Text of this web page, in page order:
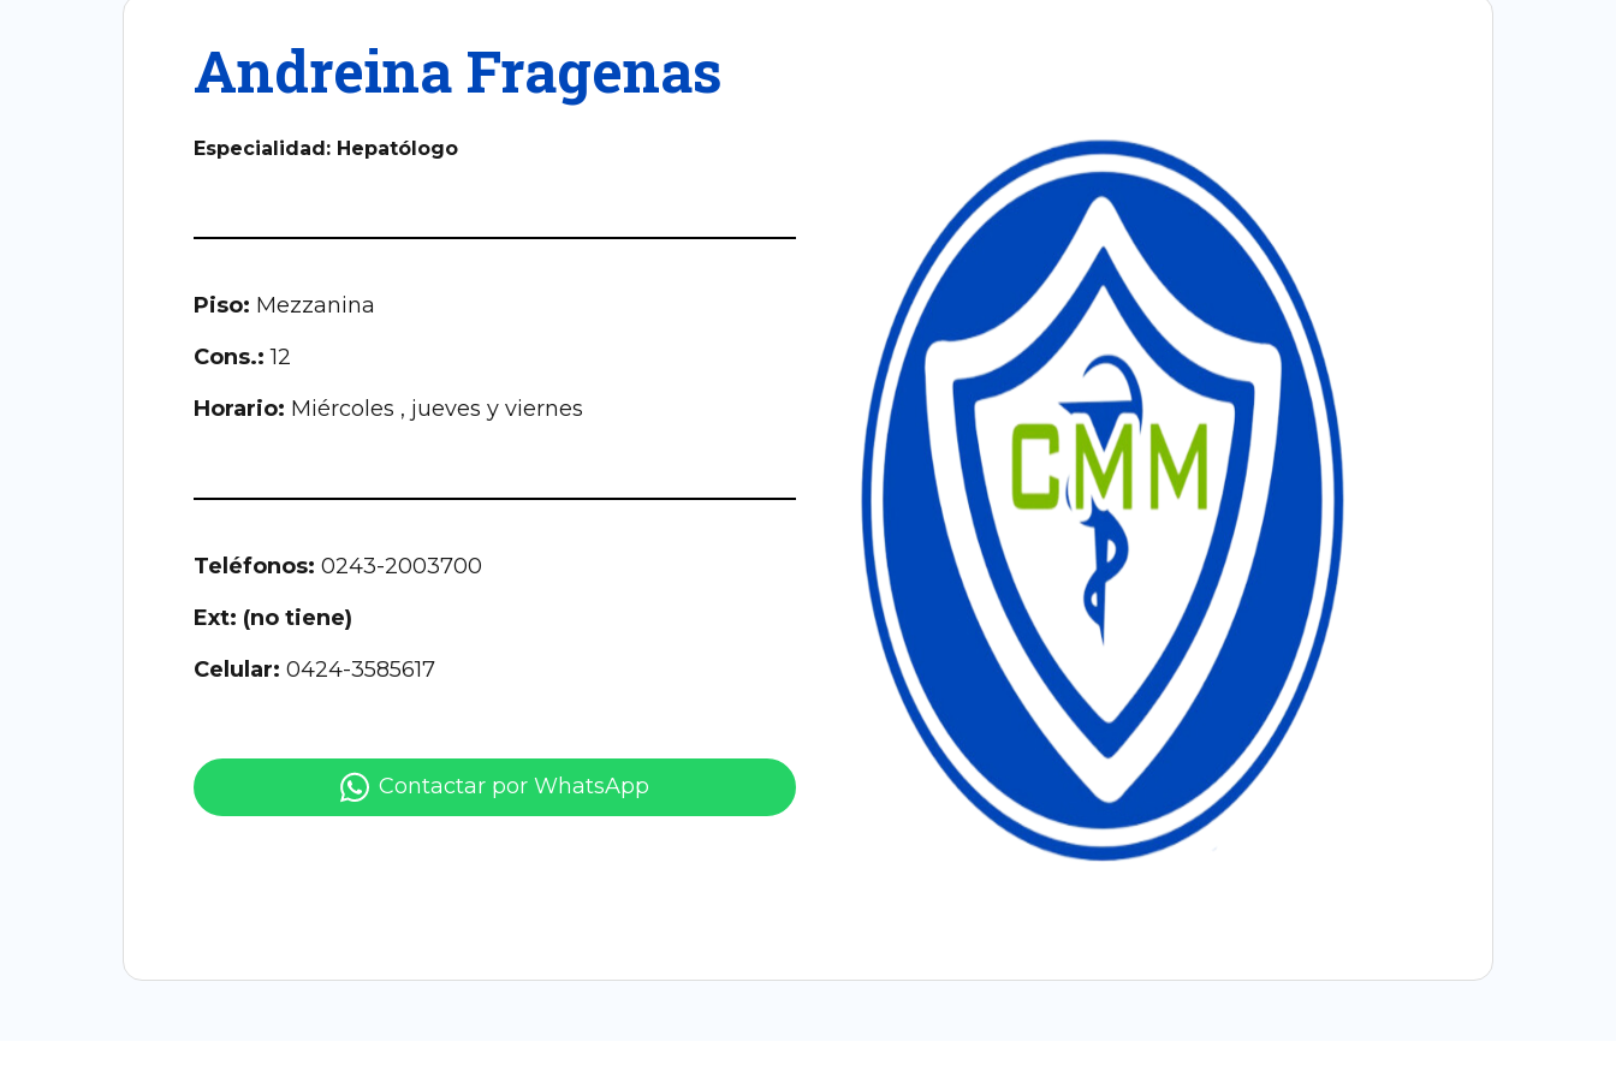
Andreina Fragenas
Especialidad: Hepatólogo
Piso: Mezzanina
Cons.:12
Horario: Miércoles , jueves y viernes
Teléfonos: 0243-2003700
Ext: (no tiene)
Celular: 0424-3585617
Contactar por WhatsApp